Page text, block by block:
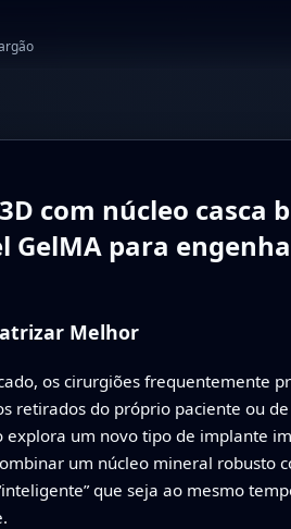
com núcleo casca
para
Melhor
os cirurgiões frequentemente
retirados do próprio paciente ou
explora um novo tipo de implante
um núcleo mineral robusto
que seja ao mesmo